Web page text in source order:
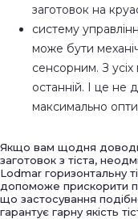
заготовок на
систему
може бути
сенсорним. З усіх
останній. І це не
максимально
Якщо вам щодня
заготовок з тіста,
Lodmar горизонтальну
допоможе прискорити
що застосування
гарантує гарну якість